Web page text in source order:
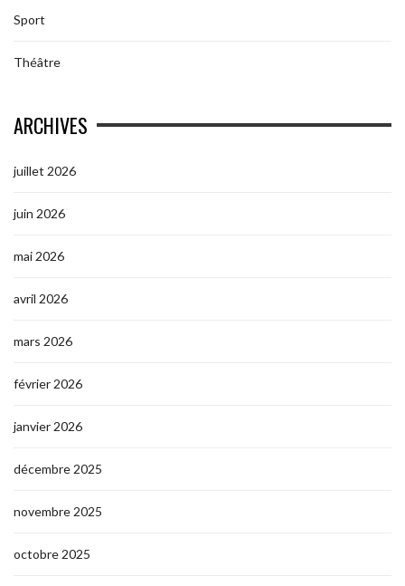
Sport
Théâtre
ARCHIVES
juillet 2026
juin 2026
mai 2026
avril 2026
mars 2026
février 2026
janvier 2026
décembre 2025
novembre 2025
octobre 2025